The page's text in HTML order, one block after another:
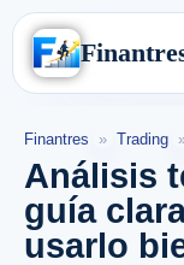
Finantres » Trading
Análisis
guía
usarlo